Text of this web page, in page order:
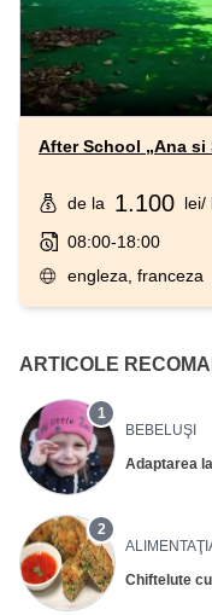
After School „Ana
de la 1.100 lei/
08:00-18:00
engleza, franceza
ARTICOLE
1
BEBELUŞI
Adaptarea
2
Chiftelute